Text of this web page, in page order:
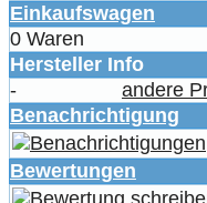
Einkaufswagen
0 Waren
Hersteller Info
-
andere
Benachrichtigung
Bewertungen